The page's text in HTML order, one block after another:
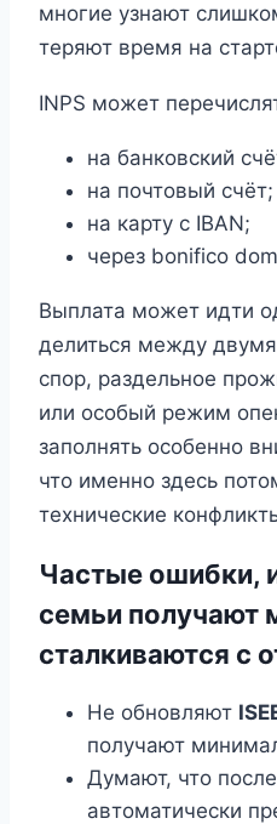
многие узнают
теряют время на
INPS может
на банковский
на почтовый счёт;
на карту с IBAN;
через bonifico
Выплата может идти
делиться между
спор, раздельное
или особый режим
заполнять особенно
что именно здесь
технические
Частые ошибки,
семьи получают
сталкиваются с
Не обновляют
получают
Думают, что
автоматически